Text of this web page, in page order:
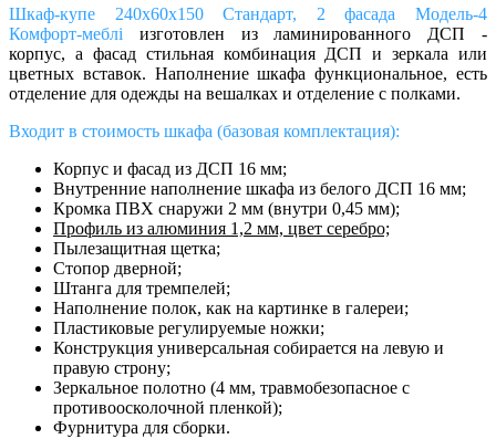
Шкаф-купе 240х60х150 Стандарт, 2 фасада Модель-4
Комфорт-меблі изготовлен из ламинированного ДСП -
корпус, а фасад стильная комбинация ДСП и зеркала или
цветных вставок. Наполнение шкафа функциональное, есть
отделение для одежды на вешалках и отделение с полками.
Входит в стоимость шкафа (базовая комплектация):
Корпус и фасад из ДСП 16 мм;
Внутренние наполнение шкафа из белого ДСП 16 мм;
Кромка ПВХ снаружи 2 мм (внутри 0,45 мм);
Профиль из алюминия 1,2 мм, цвет серебро;
Пылезащитная щетка;
Стопор дверной;
Штанга для тремпелей;
Наполнение полок, как на картинке в галереи;
Пластиковые регулируемые ножки;
Конструкция универсальная собирается на левую и
правую строну;
Зеркальное полотно (4 мм, травмобезопасное с
противоосколочной пленкой);
Фурнитура для сборки.